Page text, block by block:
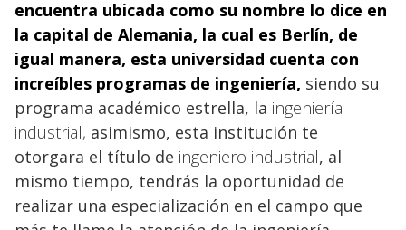
encuentra ubicada como su nombre lo dice en
la capital de Alemania, la cual es Berlín, de
igual manera, esta universidad cuenta con
increíbles programas de ingeniería, siendo su
programa académico estrella, la ingeniería
industrial, asimismo, esta institución te
otorgara el título de ingeniero industrial, al
mismo tiempo, tendrás la oportunidad de
realizar una especialización en el campo que